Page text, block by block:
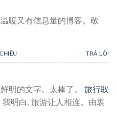
暖又有信息量的博客。敬
TRẢ LỜI
明的文字。太棒了。 旅行取
我明白, 旅游让人相连。由衷